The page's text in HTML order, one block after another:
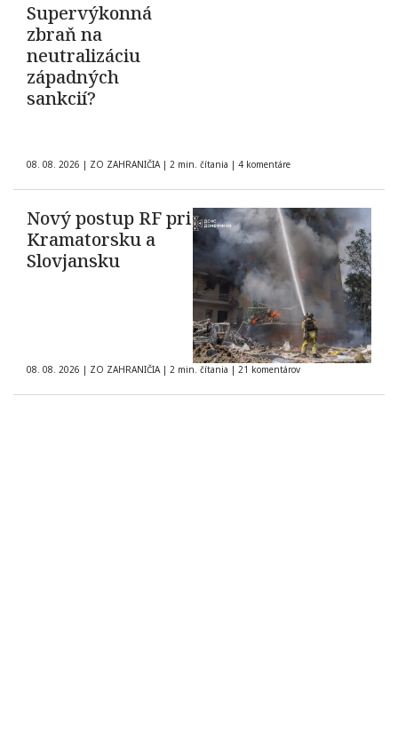
Supervýkonná
zbraň na
neutralizáciu
západných
sankcií?
08. 08. 2026 | ZO ZAHRANIČIA | 2 min. čítania | 4 komentáre
Nový postup RF pri
Kramatorsku a
Slovjansku
08. 08. 2026 | ZO ZAHRANIČIA | 2 min. čítania | 21 komentárov